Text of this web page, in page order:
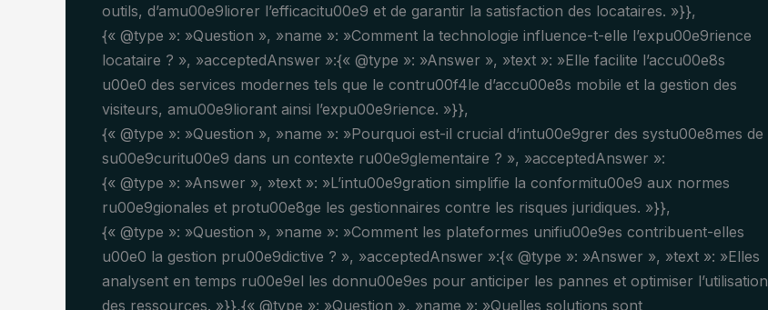
outils, d’amu00e9liorer l’efficacitu00e9 et de garantir la satisfaction des locataires. »}},
{« @type »: »Question », »name »: »Comment la technologie influence-t-elle l’expu00e9rience
locataire ? », »acceptedAnswer »:{« @type »: »Answer », »text »: »Elle facilite l’accu00e8s
u00e0 des services modernes tels que le contru00f4le d’accu00e8s mobile et la gestion des
visiteurs, amu00e9liorant ainsi l’expu00e9rience. »}},
{« @type »: »Question », »name »: »Pourquoi est-il crucial d’intu00e9grer des systu00e8mes de
su00e9curitu00e9 dans un contexte ru00e9glementaire ? », »acceptedAnswer »:
{« @type »: »Answer », »text »: »L’intu00e9gration simplifie la conformitu00e9 aux normes
ru00e9gionales et protu00e8ge les gestionnaires contre les risques juridiques. »}},
{« @type »: »Question », »name »: »Comment les plateformes unifiu00e9es contribuent-elles
u00e0 la gestion pru00e9dictive ? », »acceptedAnswer »:{« @type »: »Answer », »text »: »Elles
analysent en temps ru00e9el les donnu00e9es pour anticiper les pannes et optimiser l’utilisation
des ressources. »}},{« @type »: »Question », »name »: »Quelles solutions sont